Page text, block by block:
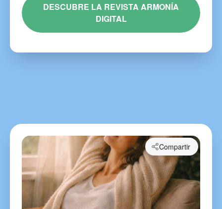
DESCUBRE LA REVISTA ARMONÍA
DIGITAL
Compartir